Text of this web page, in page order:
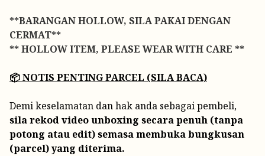
**BARANGAN HOLLOW, SILA PAKAI DENGAN
CERMAT**
** HOLLOW ITEM, PLEASE WEAR WITH CARE **
📦 NOTIS PENTING PARCEL (SILA BACA)
Demi keselamatan dan hak anda sebagai pembeli,
sila rekod video unboxing secara penuh (tanpa
potong atau edit) semasa membuka bungkusan
(parcel) yang diterima.